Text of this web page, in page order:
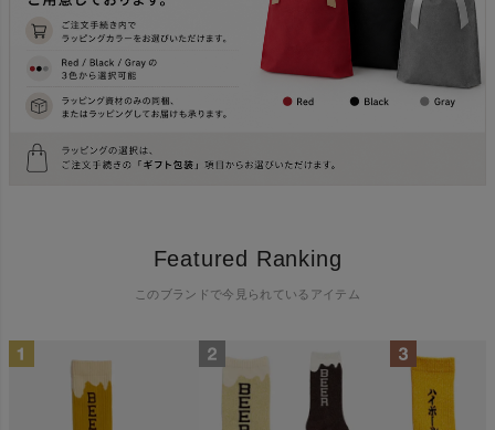
Featured Ranking
このブランドで今見られているアイテム